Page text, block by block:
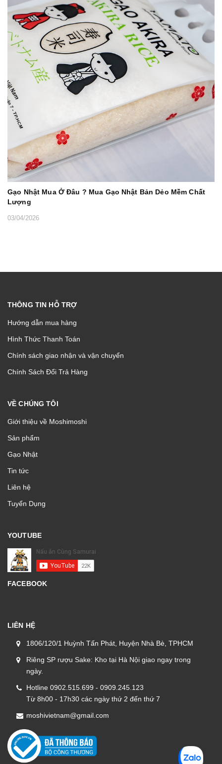
Gạo Nhật Mua Ở Đâu ? Mua Gạo Nhật Bản Dẻo Mềm Chất
Lượng
03/04/2026
THÔNG TIN HỖ TRỢ
Hướng dẫn mua hàng
Hình Thức Thanh Toán
Chính sách giao nhận và vận chuyển
Chính Sách Đổi Trả Hàng
VỀ CHÚNG TÔI
Giới thiệu về Moshimoshi
Sản phẩm
Gạo Nhật
Tin tức
Liên hệ
Tuyển Dụng
YOUTUBE
FACEBOOK
LIÊN HỆ
1806/120/1 Huỳnh Tấn Phát, Huyện Nhà Bè, TPHCM
Riêng SP rượu Sake: Kho tại Hà Nội giao ngay trong
ngày.
Hotline 0902.515.699 - 0909.245.123
Từ 8h00 - 17h30 các ngày thứ 2 đến thứ 7
moshivietnam@gmail.com